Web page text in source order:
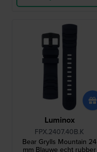
Luminox
FPX.2407.40B.K
Bear Grylls Mountain 24